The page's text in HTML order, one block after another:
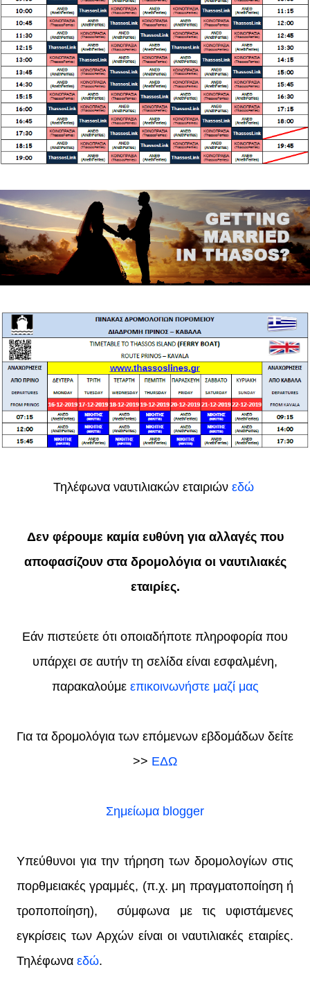
Τηλέφωνα ναυτιλιακών εταιριών εδώ
Δεν φέρουμε καμία ευθύνη για αλλαγές που
αποφασίζουν στα δρομολόγια οι ναυτιλιακές
εταιρίες.
Εάν πιστεύετε ότι οποιαδήποτε πληροφορία που
υπάρχει σε αυτήν τη σελίδα είναι εσφαλμένη,
παρακαλούμε επικοινωνήστε μαζί μας
Για τα δρομολόγια των επόμενων εβδομάδων δείτε
>> ΕΔΩ
Σημείωμα blogger
Υπεύθυνοι για την τήρηση των δρομολογίων στις
πορθμειακές γραμμές, (π.χ. μη πραγματοποίηση ή
τροποποίηση), σύμφωνα με τις υφιστάμενες
εγκρίσεις των Αρχών είναι οι ναυτιλιακές εταιρίες.
Τηλέφωνα εδώ.